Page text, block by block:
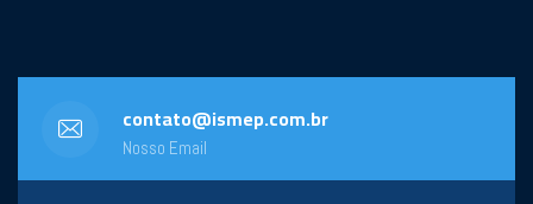
contato@ismep.com.br
Nosso Email